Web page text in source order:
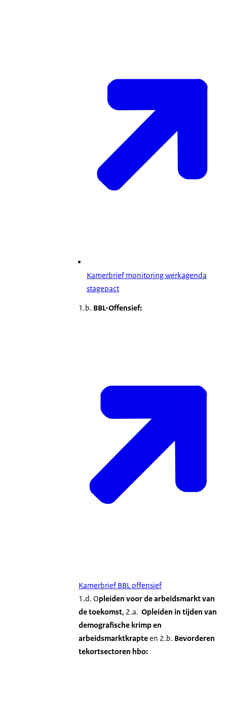
Kamerbrief monitoring werkagenda
stagepact
1.b. BBL-Offensief:
Kamerbrief BBL offensief
1.d. Opleiden voor de arbeidsmarkt van
de toekomst, 2.a. Opleiden in tijden van
demografische krimpen
arbeidsmarktkrapteen 2.b. Bevorderen
tekortsectoren hbo: